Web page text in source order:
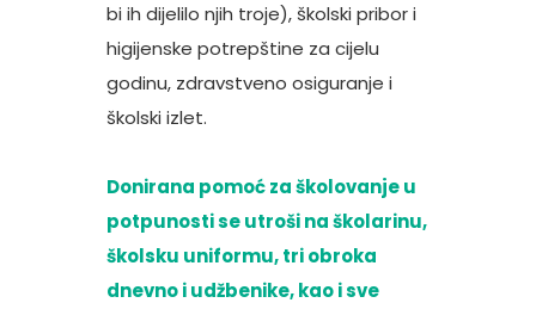
bi ih dijelilo njih troje), školski pribor i
higijenske potrepštine za cijelu
godinu, zdravstveno osiguranje i
školski izlet.
Donirana pomoć za školovanje u
potpunosti se utroši na školarinu,
školsku uniformu, tri obroka
dnevno i udžbenike, kao i sve